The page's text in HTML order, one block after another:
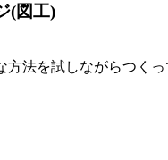
(図工)
法を試しながらつくっ